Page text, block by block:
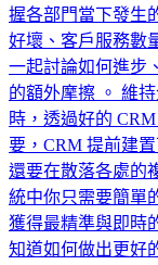
握各部門當下發生
好壞、客戶服務數
一起討論如何進步
的額外摩擦 。 維
時，透過好的
要，CRM 提前建
還要在散落各處的
統中你只需要簡單
獲得最精準與即時
知道如何做出更好